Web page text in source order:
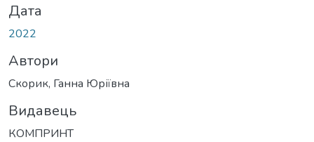
Дата
2022
Автори
Скорик, Ганна Юріївна
Видавець
КОМПРИНТ